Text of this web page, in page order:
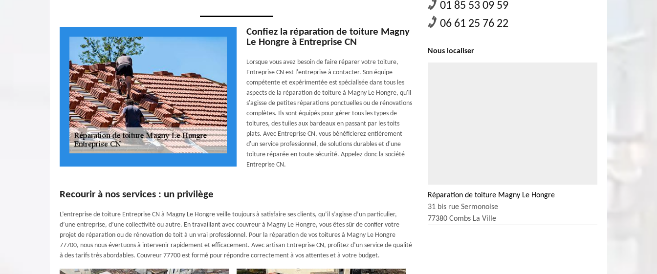
Confiez la réparation de toiture Magny
Le Hongre à Entreprise CN
Lorsque vous avez besoin de faire réparer votre toiture,
Entreprise CN est l'entreprise à contacter. Son équipe
compétente et expérimentée est spécialisée dans tous les
aspects de la réparation de toiture à Magny Le Hongre, qu'il
s'agisse de petites réparations ponctuelles ou de rénovations
complètes. Ils sont équipés pour gérer tous les types de
toitures, des tuiles aux bardeaux en passant par les toits
plats. Avec Entreprise CN, vous bénéficierez entièrement
d'un service professionnel, de solutions durables et d'une
toiture réparée en toute sécurité. Appelez donc la société
Entreprise CN.
Recourir à nos services : un privilège
L’entreprise de toiture Entreprise CN à Magny Le Hongre veille toujours à satisfaire ses clients, qu’il s’agisse d’un particulier,
d’une entreprise, d’une collectivité ou autre. En travaillant avec couvreur à Magny Le Hongre, vous êtes sûr de confier votre
projet de réparation ou de rénovation de toit à un vrai professionnel. Pour la réparation de vos toitures à Magny Le Hongre
77700, nous nous évertuons à intervenir rapidement et efficacement. Avec artisan Entreprise CN, profitez d’un service de qualité
à des tarifs très abordables. Couvreur 77700 est formé pour répondre correctement à vos attentes et à votre budget.
01 85 53 09 59
06 61 25 76 22
Nous localiser
Réparation de toiture Magny Le Hongre
31 bis rue Sermonoise
77380 Combs La Ville